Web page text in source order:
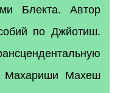
Блекта. Автор
по Джйотиш.
Махариши Махеш